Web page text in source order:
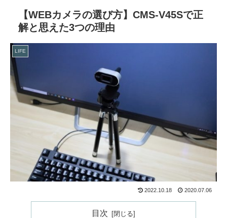
【WEBカメラの選び方】CMS-V45Sで正
解と思えた3つの理由
LIFE
2022.10.18 2020.07.06
目次